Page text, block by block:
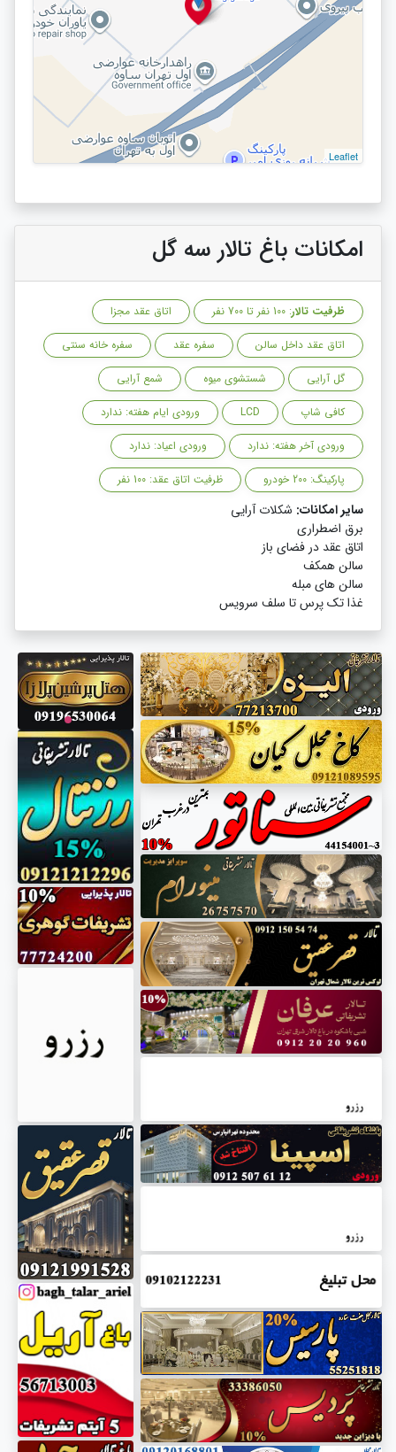
Leaflet
امکانات باغ تالار سه گل
ظرفیت تالار: 100 نفر تا 700 نفر
اتاق عقد مجزا
اتاق عقد داخل سالن
سفره عقد
سفره خانه سنتی
گل آرایی
شستشوی میوه
شمع آرایی
کافی شاپ
LCD
ورودی ایام هفته: ندارد
ورودی آخر هفته: ندارد
ورودی اعیاد: ندارد
پارکینگ: 200 خودرو
ظرفیت اتاق عقد: 100 نفر
سایر امکانات: شکلات آرایی
برق اضطراری
اتاق عقد در فضای باز
سالن همکف
سالن های مبله
غذا تک پرس تا سلف سرویس